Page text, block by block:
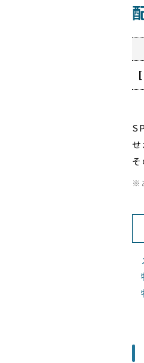
せ
※